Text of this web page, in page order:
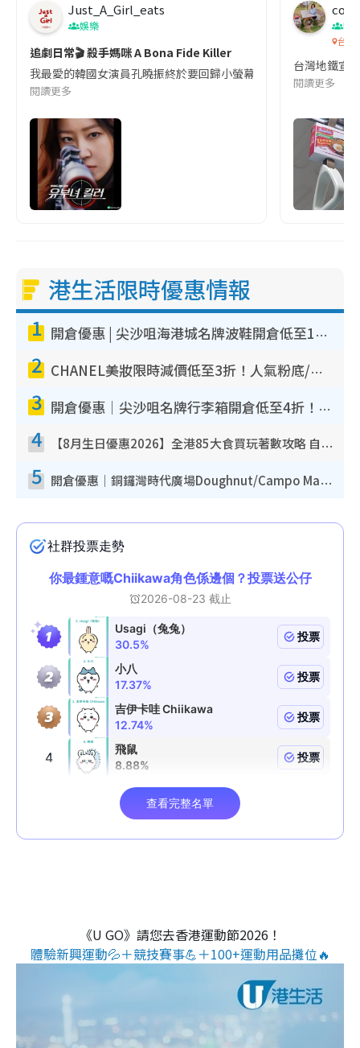
Just_A_Girl_eats
娛樂
追劇日常🎬 殺手媽咪 A Bona Fide Killer
我最愛的韓國女演員孔曉振終於要回歸小螢幕啦!這次的劇本改編
閱讀更多
co
吹
台灣
台灣地鐵宣
閱讀更多
港生活限時優惠情報
1 開倉優惠 | 尖沙咀海港城名牌波鞋開倉低至1折！On鞋$899起／Joy&Peace鞋履$98起
2 CHANEL美妝限時減價低至3折！人氣粉底/唇膏/精華液低至$275！COCO香水都有平
3 開倉優惠｜尖沙咀名牌行李箱開倉低至4折！一連5日 American Tourister/ace./Hallmark $200起！
4 【8月生日優惠2026】全港85大食買玩著數攻略 自助餐/火鍋放題同行免費＋誠品/DONKI送現金券
5 開倉優惠｜銅鑼灣時代廣場Doughnut/Campo Marzio開倉低至1折！背囊、書包、手袋劈價$200起
《U GO》請您去香港運動節2026！
體驗新興運動💦＋競技賽事💪＋100+運動用品攤位🔥